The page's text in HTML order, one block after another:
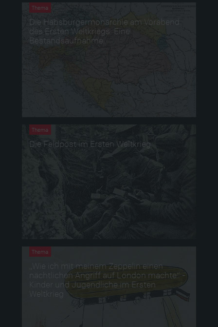
Thema
Die Habsburgermonarchie am Vorabend
des Ersten Weltkriegs: Eine
Bestandsaufnahme
Thema
Die Feldpost im Ersten Weltkrieg
Thema
„Wie ich mit meinem Zeppelin einen
nächtlichen Angriff auf London machte“ -
Kinder und Jugendliche im Ersten
Weltkrieg